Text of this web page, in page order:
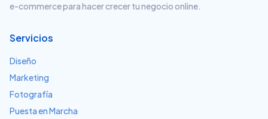
e-commerce para hacer crecer tu negocio online.
Servicios
Diseño
Marketing
Fotografía
Puesta en Marcha